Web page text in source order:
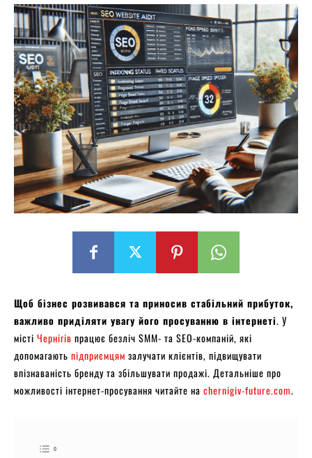
Щоб бізнес розвивався та приносив стабільний прибуток,
важливо приділяти увагу його просуванню в інтернеті. У
місті Чернігів працює безліч SMM- та SEO-компаній, які
допомагають підприємцям залучати клієнтів, підвищувати
впізнаваність бренду та збільшувати продажі. Детальніше про
можливості інтернет-просування читайте на chernigiv-future.com.